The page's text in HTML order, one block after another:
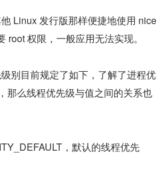
Linux 发行版那样便捷地使用 nice
root 权限，一般应用无法实现。
别目前规定了如下，了解了进程优
那么线程优先级与值之间的关系也
，默认的线程优先